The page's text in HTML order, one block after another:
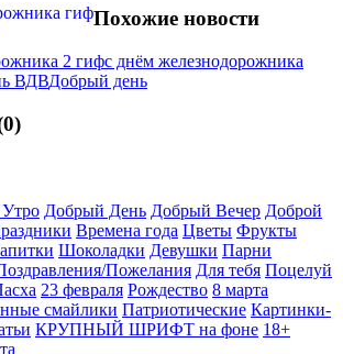
Похожие новости
2 гифс днём железнодорожника
ВДВДобрый день
Добрый День Добрый Вечер Доброй
Времена года Цветы Фрукты
Шоколадки Девушки Парни
Пожелания Для тебя Поцелуй
23 февраля Рождество 8 марта
смайлики Патриотические Картинки-
КРУПНЫЙ ШРИФТ на фоне 18+